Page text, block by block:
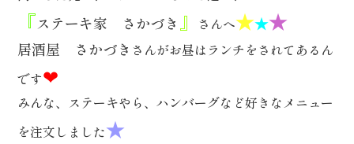
『ステーキ家 さかづき 』 さんへ★★★
居酒屋 さかづき さんがお昼はランチをされてあるん
です❤
みんな、ステーキやら、ハンバーグなど好きなメニュー
を注文しました★